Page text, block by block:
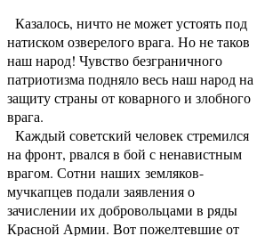
Казалось, ничто не может устоять под
натиском озверелого врага. Но не таков
наш народ! Чувство безграничного
патриотизма подняло весь наш народ на
защиту страны от коварного и злобного
врага.
Каждый советский человек стремился
на фронт, рвался в бой с ненавистным
врагом. Сотни наших земляков-
мучкапцев подали заявления о
зачислении их добровольцами в ряды
Красной Армии. Вот пожелтевшие от